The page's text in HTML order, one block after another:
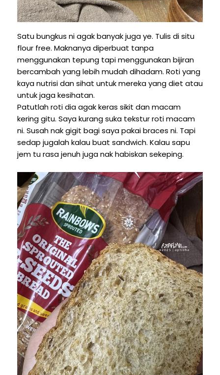
Satu bungkus ni agak banyak juga ye. Tulis di situ
flour free. Maknanya diperbuat tanpa
menggunakan tepung tapi menggunakan bijiran
bercambah yang lebih mudah dihadam. Roti yang
kaya nutrisi dan sihat untuk mereka yang diet atau
untuk jaga kesihatan.
Patutlah roti dia agak keras sikit dan macam
kering gitu. Saya kurang suka tekstur roti macam
ni. Susah nak gigit bagi saya pakai braces ni. Tapi
sedap jugalah kalau buat sandwich. Kalau sapu
jem tu rasa jenuh juga nak habiskan sekeping.